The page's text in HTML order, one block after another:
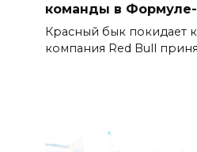
команды в Формуле-
Красный бык
компания Red Bull